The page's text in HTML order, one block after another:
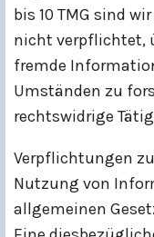
bis 10 TMG sind
nicht verpflichtet,
fremde
Umständen zu
rechtswidrige
Verpflichtungen
Nutzung von
allgemeinen